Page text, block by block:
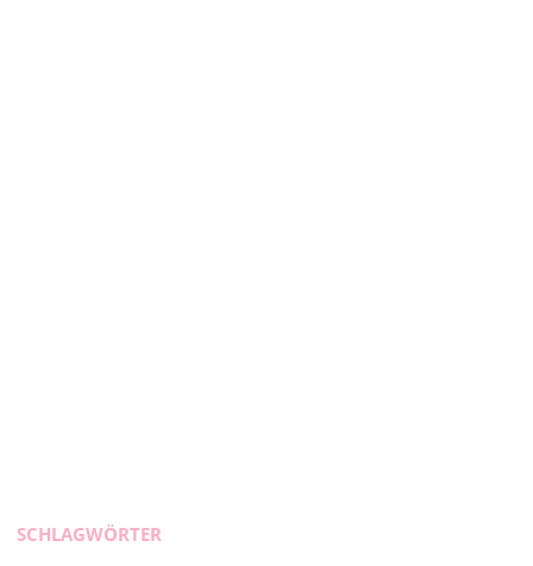
SCHLAGWÖRTER